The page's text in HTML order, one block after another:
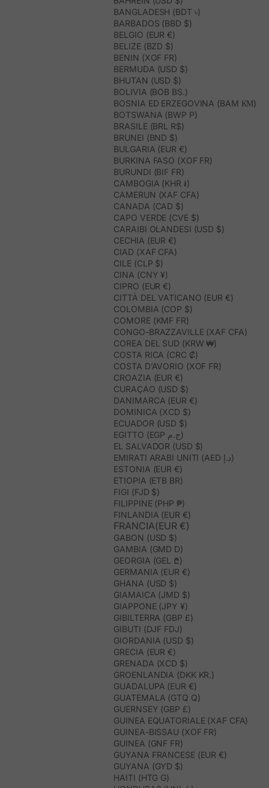
BANGLADESH (BDT ৳)
BARBADOS (BBD $)
BELGIO (EUR €)
BELIZE (BZD $)
BENIN (XOF FR)
BERMUDA (USD $)
BHUTAN (USD $)
BOLIVIA (BOB BS.)
BOSNIA ED ERZEGOVINA (BAM КМ)
BOTSWANA (BWP P)
BRASILE (BRL R$)
BRUNEI (BND $)
BULGARIA (EUR €)
BURKINA FASO (XOF FR)
BURUNDI (BIF FR)
CAMBOGIA (KHR ៛)
CAMERUN (XAF CFA)
CANADA (CAD $)
CAPO VERDE (CVE $)
CARAIBI OLANDESI (USD $)
CECHIA (EUR €)
CIAD (XAF CFA)
CILE (CLP $)
CINA (CNY ¥)
CIPRO (EUR €)
CITTÀ DEL VATICANO (EUR €)
COLOMBIA (COP $)
COMORE (KMF FR)
CONGO-BRAZZAVILLE (XAF CFA)
COREA DEL SUD (KRW ₩)
COSTA RICA (CRC ₡)
COSTA D’AVORIO (XOF FR)
CROAZIA (EUR €)
CURAÇAO (USD $)
DANIMARCA (EUR €)
DOMINICA (XCD $)
ECUADOR (USD $)
EGITTO (EGP ج.م)
EL SALVADOR (USD $)
EMIRATI ARABI UNITI (AED د.إ)
ESTONIA (EUR €)
ETIOPIA (ETB BR)
FIGI (FJD $)
FILIPPINE (PHP ₱)
FINLANDIA (EUR €)
FRANCIA(EUR €)
GABON (USD $)
GAMBIA (GMD D)
GEORGIA (GEL ₾)
GERMANIA (EUR €)
GHANA (USD $)
GIAMAICA (JMD $)
GIAPPONE (JPY ¥)
GIBILTERRA (GBP £)
GIBUTI (DJF FDJ)
GIORDANIA (USD $)
GRECIA (EUR €)
GRENADA (XCD $)
GROENLANDIA (DKK KR.)
GUADALUPA (EUR €)
GUATEMALA (GTQ Q)
GUERNSEY (GBP £)
GUINEA EQUATORIALE (XAF CFA)
GUINEA-BISSAU (XOF FR)
GUINEA (GNF FR)
GUYANA FRANCESE (EUR €)
GUYANA (GYD $)
HAITI (HTG G)